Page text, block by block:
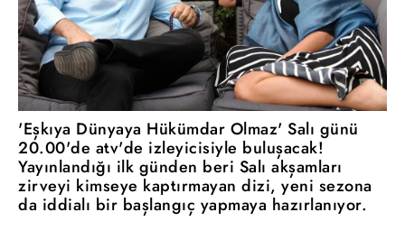
'Eşkıya Dünyaya Hükümdar Olmaz' Salı günü
20.00'de atv'de izleyicisiyle buluşacak!
Yayınlandığı ilk günden beri Salı akşamları
zirveyi kimseye kaptırmayan dizi, yeni sezona
da iddialı bir başlangıç yapmaya hazırlanıyor.